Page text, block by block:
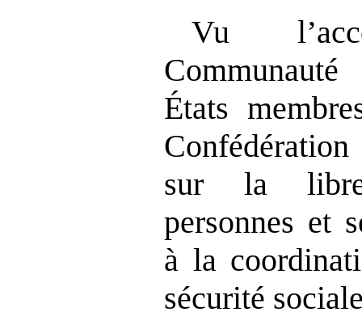
Vu
États
sur la
personnes et
à la
sécurité